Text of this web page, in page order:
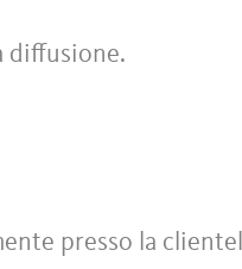
diffusione.
presso la